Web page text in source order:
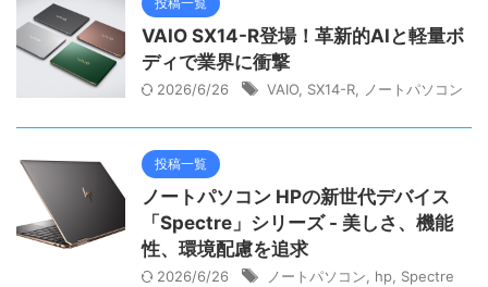
VAIO SX14-R登場！革新的AIと軽量ボ
ディで業界に衝撃
2026/6/26 VAIO SX14-R ノートパソコン
投稿一覧
ノートパソコン HPの新世代デバイス
「Spectre」シリーズ - 美しさ、機能
性、環境配慮を追求
2026/6/26 ノートパソコン hp Spectre